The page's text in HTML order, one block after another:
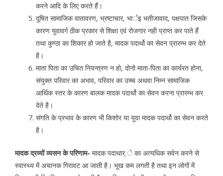
करने आदि के लिए करते हैं।
दूषित सामाजिक वातावरण, भ्रष्टाचार, भार्इ भतीजावाद, पक्षपात जिसके
कारण युवावर्ग ठीक प्रकार से शिक्षा एवं रोजगार नही प्राप्त कर पाते हैं
तथा कुण्ठा का शिकार हो जाते है, मादक पदार्थो का सेवन प्रारम्भ कर देते
है।
माता पिता का उचित नियन्त्रण न हो, दोनो माता-पिता का कार्यरत होना,
संयुक्त परिवार का अभाव, परिवार का उच्च अथवा निम्न सामाजिक
आर्थिक स्तर के कारण बालक मादक पदार्थो का सेवन करना प्रारम्भ कर
देते है।
संगति के प्रभाव के कारण भी किशोर या युवा मादक पदार्थो का सेवन करते
है।
मादक द्रव्यों व्यसन के परिणाम- मादक पदाथार् े का अत्यधिक सवेन करने से
स्वास्थ्य में अचानक गिरावट आ जाती है। भूख कम लगती है तथा इन लोगों में